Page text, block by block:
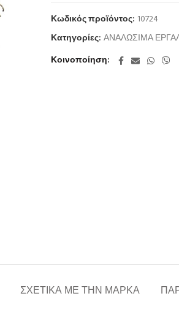
Κωδικός προϊόντος: 10724
Κατηγορίες: ΑΝΑΛΩΣΙΜΑ
Κοινοποίηση
ΣΧΕΤΙΚΆ ΜΕ ΤΗΝ ΜΆΡΚΑ